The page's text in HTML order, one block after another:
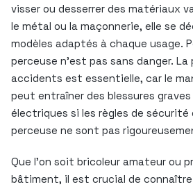
visser ou desserrer des matériaux
le métal ou la maçonnerie, elle se
modèles adaptés à chaque usage.
perceuse n’est pas sans danger.
accidents est essentielle, car le
peut entraîner des blessures
électriques si les règles de sécurité
perceuse ne sont pas
Que l’on soit bricoleur amateur ou
bâtiment, il est crucial de